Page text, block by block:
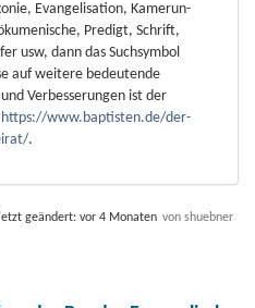
Evangelisation, Kamerun-
Predigt, Schrift,
usw, dann das Suchsymbol
auf weitere bedeutende
Verbesserungen ist der
https://www.baptisten.de/der-
.
geändert: vor 4 Monaten von shuebner